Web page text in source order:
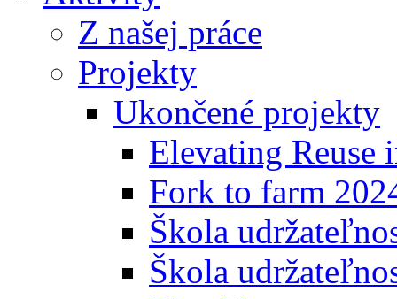
Z našej práce
Projekty
Ukončené projekty
Elevating Reuse
Fork to farm
Škola
Škola